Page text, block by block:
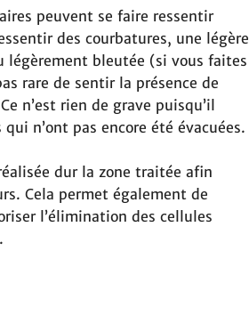
peuvent se faire ressentir
des courbatures, une légère
légèrement bleutée (si vous faites
rare de sentir la présence de
n’est rien de grave puisqu’il
n’ont pas encore été évacuées.
dur la zone traitée afin
Cela permet également de
l’élimination des cellules